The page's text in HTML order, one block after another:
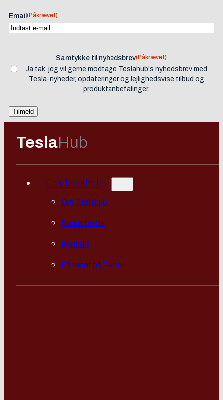
Email (Påkrævet)
Samtykke til nyhedsbrev(Påkrævet)
Ja tak, jeg vil gerne modtage Teslahub's nyhedsbrev med
Tesla-nyheder, opdateringer og lejlighedsvise tilbud og
produktanbefalinger.
TeslaHub
Om Teslahub
Om Teslahub
Samarbejde
Kontakt
Få rabat på Tesla